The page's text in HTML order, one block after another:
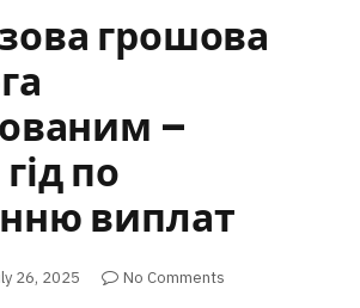
грошова
–
по
виплат
26, 2025
No Comments